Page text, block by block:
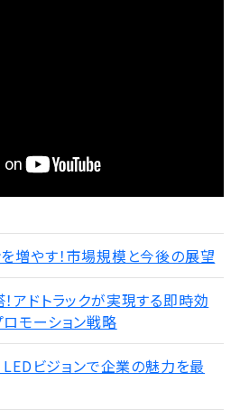
増やす！市場規模と今後の展望
アドトラックが実現する即時効
モーション戦略
ビジョンで企業の魅力を最